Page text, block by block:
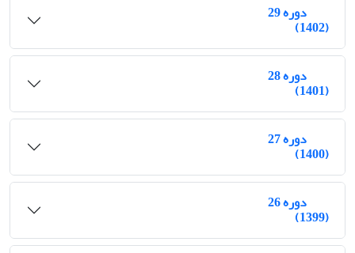
دوره 29
(1402)
دوره 28
(1401)
دوره 27
(1400)
دوره 26
(1399)